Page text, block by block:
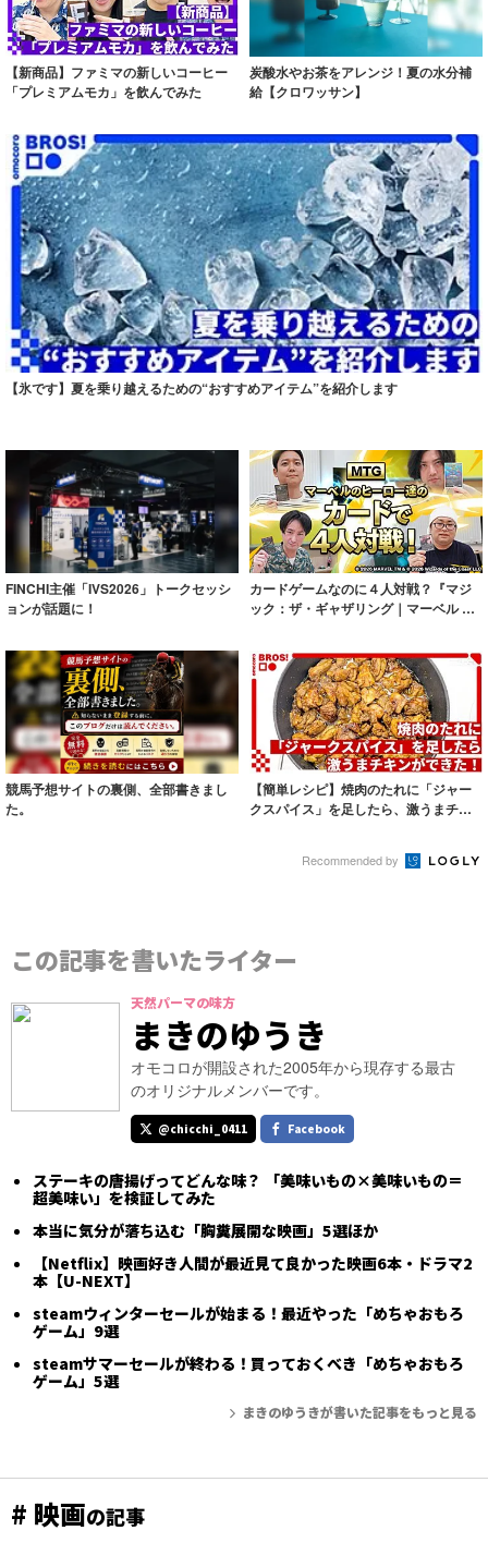
【新商品】ファミマの新しいコーヒー
「プレミアムモカ」を飲んでみた
炭酸水やお茶をアレンジ！夏の水分補
給【クロワッサン】
【氷です】夏を乗り越えるための“おすすめアイテム”を紹介します
FINCHI主催「IVS2026」トークセッシ
ョンが話題に！
カードゲームなのに４人対戦？『マジ
ック：ザ・ギャザリング｜マーベル ス
競馬予想サイトの裏側、全部書きまし
た。
【簡単レシピ】焼肉のたれに「ジャー
クスパイス」を足したら、激うまチキ
Recommended by
この記事を書いたライター
天然パーマの味方
まきのゆうき
オモコロが開設された2005年から現存する最古
のオリジナルメンバーです。
@chicchi_0411 Facebook
ステーキの唐揚げってどんな味？ 「美味いもの×美味いもの＝
超美味い」を検証してみた
本当に気分が落ち込む「胸糞展開な映画」5選ほか
【Netflix】映画好き人間が最近見て良かった映画6本・ドラマ2
本【U-NEXT】
steamウィンターセールが始まる！最近やった「めちゃおもろ
ゲーム」9選
steamサマーセールが終わる！買っておくべき「めちゃおもろ
ゲーム」5選
まきのゆうきが書いた記事をもっと見る
# 映画の記事